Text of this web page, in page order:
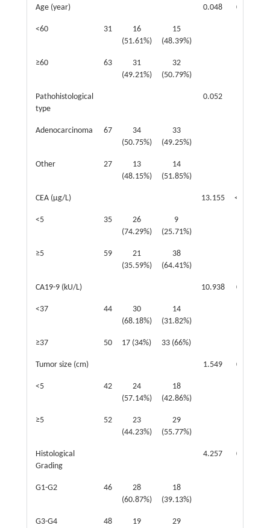
Age (year) 0.048 0.826
<60 31
16
(51.61%)
15
(48.39%)
≥60 63
31
(49.21%)
32
(50.79%)
Pathohistological
type
0.052
Adenocarcinoma 67
34
(50.75%)
33
(49.25%)
Other 27
13
(48.15%)
14
(51.85%)
CEA (μg/L) 13.155 <0.001
<5 35
26
(74.29%)
9
(25.71%)
≥5 59
21
(35.59%)
38
(64.41%)
CA19-9 (kU/L) 10.938 0.001
<37 44
30
(68.18%)
14
(31.82%)
≥37 50 17 (34%) 33 (66%)
Tumor size (cm) 1.549 0.213
<5 42
24
(57.14%)
18
(42.86%)
≥5 52
23
(44.23%)
29
(55.77%)
Histological
Grading
4.257 0.039
G1-G2 46
28
(60.87%)
18
(39.13%)
G3-G4 48
19
29